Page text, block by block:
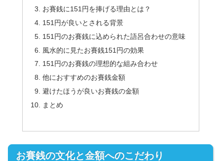
お賽銭に151円を捧げる理由とは？
151円が良いとされる背景
151円のお賽銭に込められた語呂合わせの意味
風水的に見たお賽銭151円の効果
151円のお賽銭の理想的な組み合わせ
他におすすめのお賽銭金額
避けたほうが良いお賽銭の金額
まとめ
お賽銭の文化と金額へのこだわり